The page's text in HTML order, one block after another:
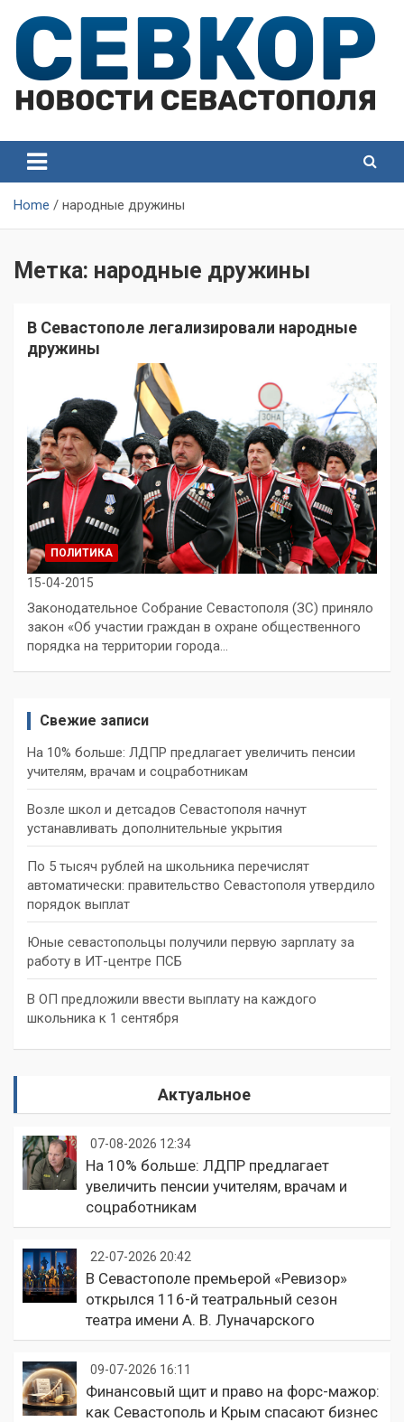
content
Севастополя
Севастополя
Home народные дружины
Метка: народные дружины
В Севастополе легализировали народные
дружины
ПОЛИТИКА
15-04-2015
Законодательное Собрание Севастополя (ЗС) приняло
закон «Об участии граждан в охране общественного
порядка на территории города…
Свежие записи
На 10% больше: ЛДПР предлагает увеличить пенсии
учителям, врачам и соцработникам
Возле школ и детсадов Севастополя начнут
устанавливать дополнительные укрытия
По 5 тысяч рублей на школьника перечислят
автоматически: правительство Севастополя утвердило
порядок выплат
Юные севастопольцы получили первую зарплату за
работу в ИТ-центре ПСБ
В ОП предложили ввести выплату на каждого
школьника к 1 сентября
Актуальное
07-08-2026 12:34
На 10% больше: ЛДПР предлагает
увеличить пенсии учителям, врачам и
соцработникам
22-07-2026 20:42
В Севастополе премьерой «Ревизор»
открылся 116-й театральный сезон
театра имени А. В. Луначарского
09-07-2026 16:11
Финансовый щит и право на форс-мажор:
как Севастополь и Крым спасают бизнес